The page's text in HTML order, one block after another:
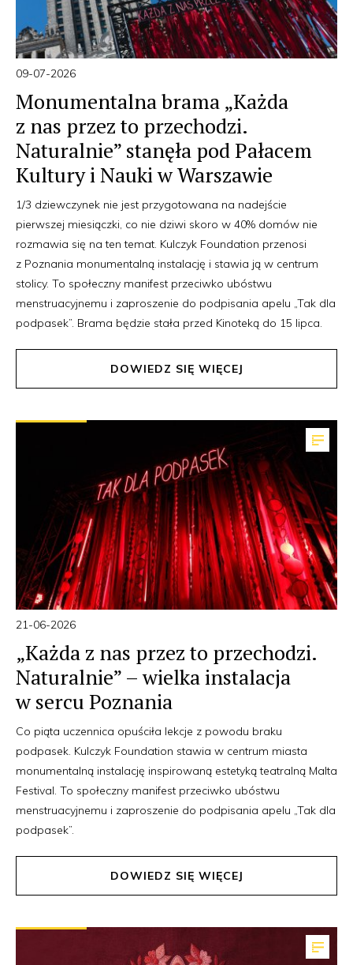
09-07-2026
Monumentalna brama „Każda
z nas przez to przechodzi.
Naturalnie” stanęła pod Pałacem
Kultury i Nauki w Warszawie
1/3 dziewczynek nie jest przygotowana na nadejście
pierwszej miesiączki, co nie dziwi skoro w 40% domów nie
rozmawia się na ten temat. Kulczyk Foundation przenosi
z Poznania monumentalną instalację i stawia ją w centrum
stolicy. To społeczny manifest przeciwko ubóstwu
menstruacyjnemu i zaproszenie do podpisania apelu „Tak dla
podpasek”. Brama będzie stała przed Kinoteką do 15 lipca.
DOWIEDZ SIĘ WIĘCEJ
21-06-2026
„Każda z nas przez to przechodzi.
Naturalnie” – wielka instalacja
w sercu Poznania
Co piąta uczennica opuściła lekcje z powodu braku
podpasek. Kulczyk Foundation stawia w centrum miasta
monumentalną instalację inspirowaną estetyką teatralną Malta
Festival. To społeczny manifest przeciwko ubóstwu
menstruacyjnemu i zaproszenie do podpisania apelu „Tak dla
podpasek”.
DOWIEDZ SIĘ WIĘCEJ